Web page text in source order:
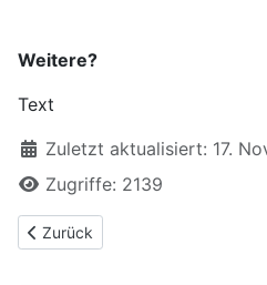
Weitere?
Text
Zuletzt aktualisiert: 17.
Zugriffe: 2139
Vorheriger Beitrag: Alte
Zurück